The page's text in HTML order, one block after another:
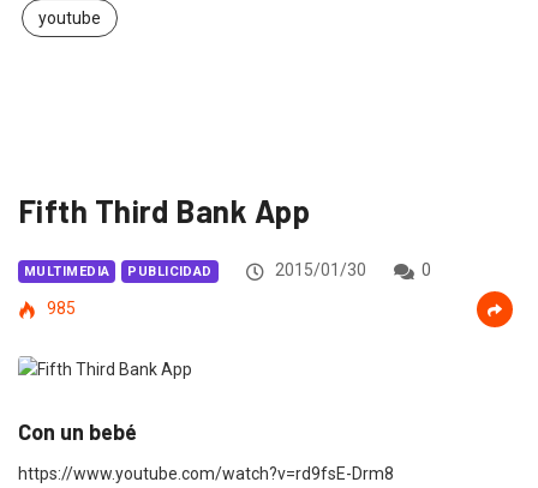
youtube
Fifth Third Bank App
MULTIMEDIA PUBLICIDAD 2015/01/30
0
985
Con un bebé
https://www.youtube.com/watch?v=rd9fsE-Drm8